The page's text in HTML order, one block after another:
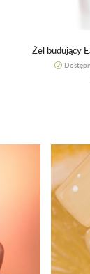
Żel budujący